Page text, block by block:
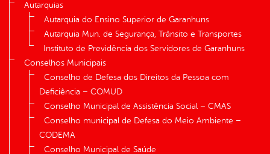
Autarquias
Autarquia do Ensino Superior de Garanhuns
Autarquia Mun. de Segurança, Trânsito e Transportes
Instituto de Previdência dos Servidores de Garanhuns
Conselhos Municipais
Conselho de Defesa dos Direitos da Pessoa com
Deficiência – COMUD
Conselho Municipal de Assistência Social – CMAS
Conselho municipal de Defesa do Meio Ambiente –
CODEMA
Conselho Municipal de Saúde